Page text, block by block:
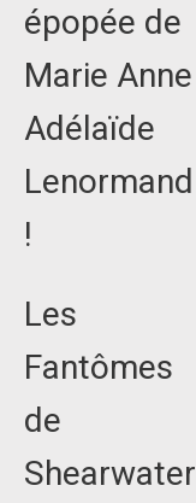
épopée de
Marie Anne
Adélaïde
Lenormand
!
Les
Fantômes
de
Shearwater